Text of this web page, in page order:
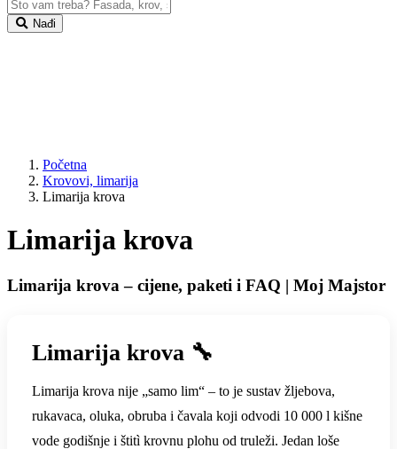
Nađi
Početna
Krovovi, limarija
Limarija krova
Limarija krova
Limarija krova – cijene, paketi i FAQ | Moj Majstor
Limarija krova 🔧
Limarija krova nije „samo lim“ – to je sustav žljebova,
rukavaca, oluka, obruba i čavala koji odvodi 10 000 l kišne
vode godišnje i štitì krovnu plohu od truleži. Jedan loše